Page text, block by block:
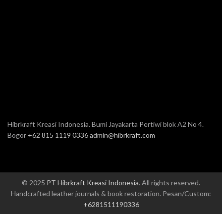
Hibrkraft Kreasi Indonesia. Bumi Jayakarta Pertiwi blok A2 No 4.
Bogor +62 815 1119 0336admin@hibrkraft.com
© 2025 PT Hibrkraft Kreasi Indonesia. All rights reserved.
Handcrafted leather journals & book restoration. Pesan/Custom:
+6281511190336